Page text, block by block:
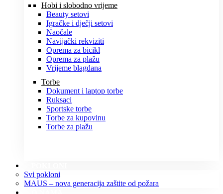
Hobi i slobodno vrijeme
Beauty setovi
Igračke i dječji setovi
Naočale
Navijački rekviziti
Oprema za bicikl
Oprema za plažu
Vrijeme blagdana
Torbe
Dokument i laptop torbe
Ruksaci
Sportske torbe
Torbe za kupovinu
Torbe za plažu
Svi pokloni
MAUS – nova generacija zaštite od požara